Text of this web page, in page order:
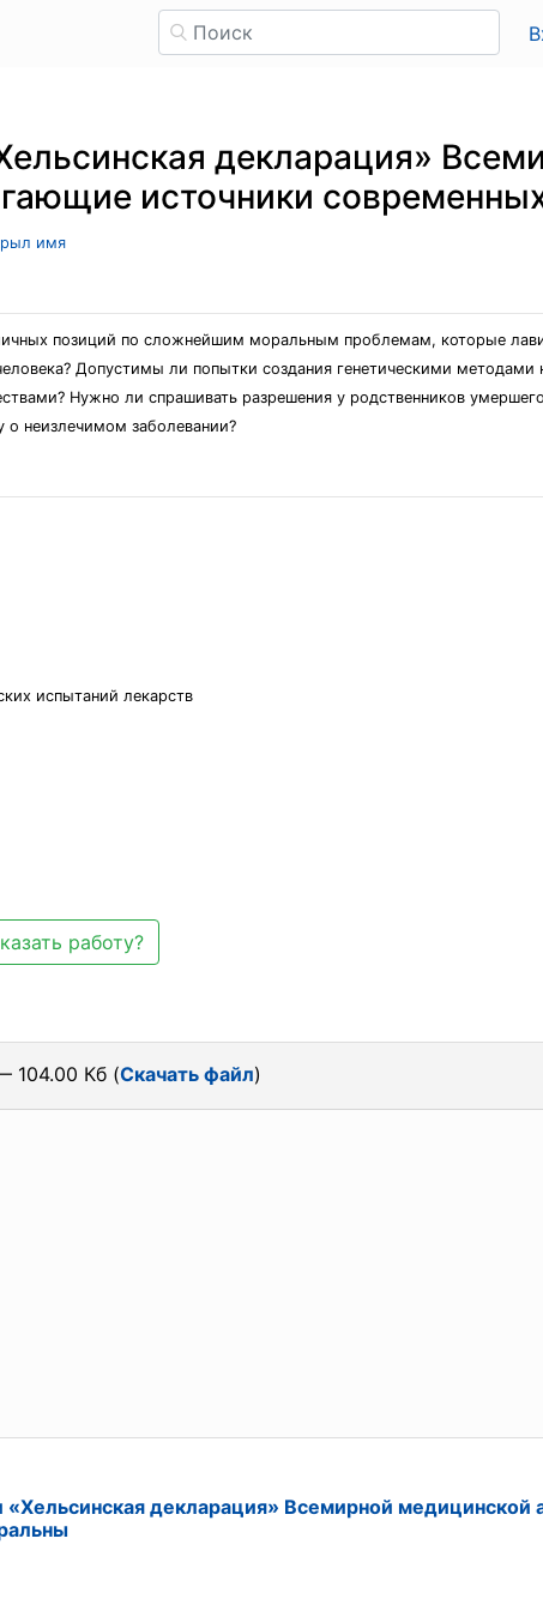
декларация»
источники
имя
позиций по сложнейшим моральным проблемам, которые
Допустимы ли попытки создания генетическими
Нужно ли спрашивать разрешения у родственников
неизлечимом заболевании?
испытаний лекарств
работу?
104.00 Кб (Скачать файл)
декларация» Всемирной медицинской